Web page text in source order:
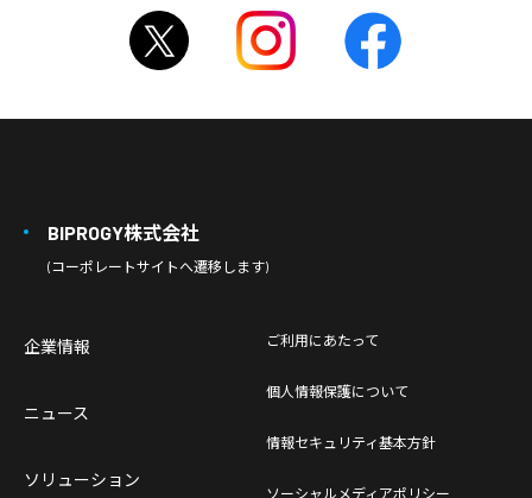
BIPROGY株式会社
(コーポレートサイトへ遷移します)
企業情報
ニュース
ソリューション
ご利用にあたって
個人情報保護について
情報セキュリティ基本方針
ソーシャルメディアポリシー